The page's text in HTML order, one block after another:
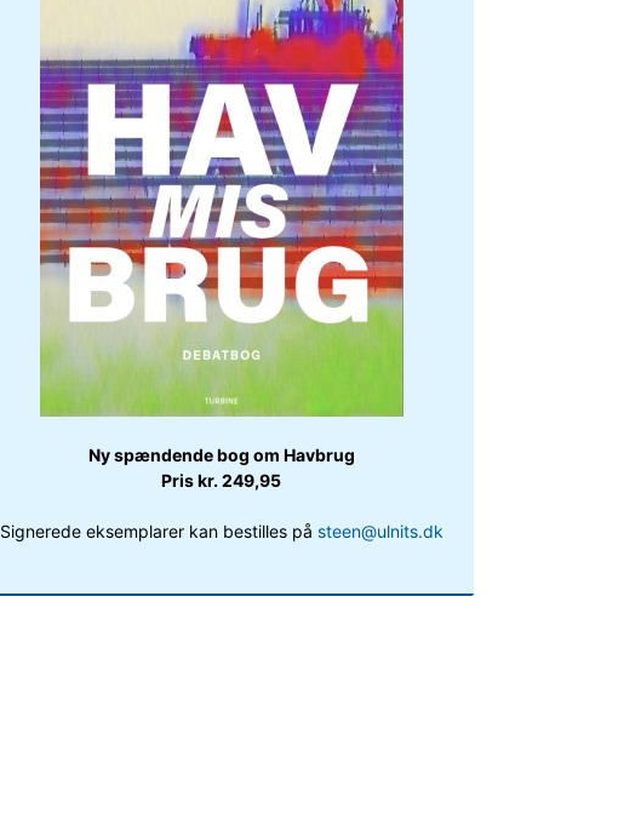
Ny spændende bog om Havbrug
Pris kr. 249,95
Signerede eksemplarer kan bestilles på steen@ulnits.dk